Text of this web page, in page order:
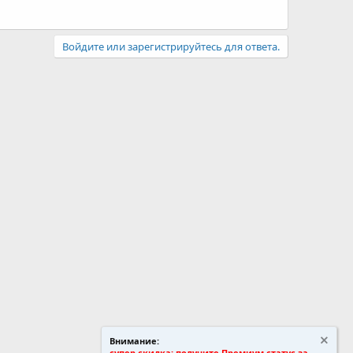
Войдите или зарегистрируйтесь для ответа.
Внимание: